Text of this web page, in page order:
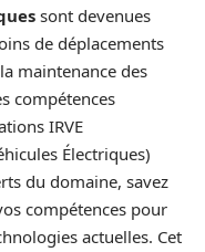
sont devenues
de déplacements
maintenance des
compétences
IRVE
Électriques)
du domaine, savez
compétences pour
actuelles. Cet